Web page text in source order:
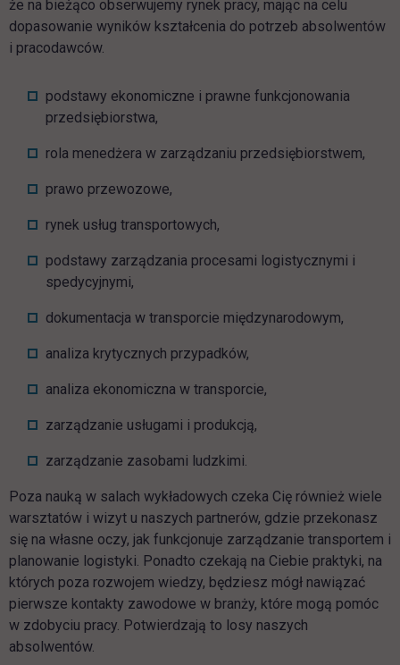
że na bieżąco obserwujemy rynek pracy, mając na celu
dopasowanie wyników kształcenia do potrzeb absolwentów
i pracodawców.
podstawy ekonomiczne i prawne funkcjonowania
przedsiębiorstwa,
rola menedżera w zarządzaniu przedsiębiorstwem,
prawo przewozowe,
rynek usług transportowych,
podstawy zarządzania procesami logistycznymi i
spedycyjnymi,
dokumentacja w transporcie międzynarodowym,
analiza krytycznych przypadków,
analiza ekonomiczna w transporcie,
zarządzanie usługami i produkcją,
zarządzanie zasobami ludzkimi.
Poza nauką w salach wykładowych czeka Cię również wiele
warsztatów i wizyt u naszych partnerów, gdzie przekonasz
się na własne oczy, jak funkcjonuje zarządzanie transportem i
planowanie logistyki. Ponadto czekają na Ciebie praktyki, na
których poza rozwojem wiedzy, będziesz mógł nawiązać
pierwsze kontakty zawodowe w branży, które mogą pomóc
w zdobyciu pracy. Potwierdzają to losy naszych
absolwentów.